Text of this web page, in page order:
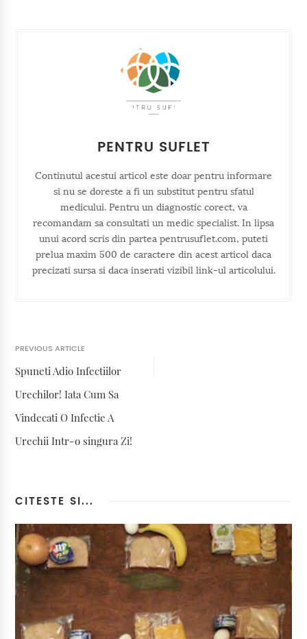
PENTRU SUFLET
Continutul acestui articol este doar pentru informare
si nu se doreste a fi un substitut pentru sfatul
medicului. Pentru un diagnostic corect, va
recomandam sa consultati un medic specialist. In lipsa
unui acord scris din partea pentrusuflet.com, puteti
prelua maxim 500 de caractere din acest articol daca
precizati sursa si daca inserati vizibil link-ul articolului.
PREVIOUS ARTICLE
Spuneti Adio Infectiilor
Urechilor! Iata Cum Sa
Vindecati O Infectie A
Urechii Intr-o singura Zi!
CITESTE SI...